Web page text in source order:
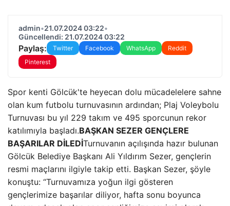
admin•21.07.2024 03:22•
Güncellendi: 21.07.2024 03:22
Paylaş: Twitter Facebook WhatsApp
Reddit
Pinterest
Spor kenti Gölcük'te heyecan dolu mücadelelere sahne
olan kum futbolu turnuvasının ardından; Plaj Voleybolu
Turnuvası bu yıl 229 takım ve 495 sporcunun rekor
katılımıyla başladı.BAŞKAN SEZER GENÇLERE
BAŞARILAR DİLEDİTurnuvanın açılışında hazır bulunan
Gölcük Belediye Başkanı Ali Yıldırım Sezer, gençlerin
resmi maçlarını ilgiyle takip etti. Başkan Sezer, şöyle
konuştu: “Turnuvamıza yoğun ilgi gösteren
gençlerimize başarılar diliyor, hafta sonu boyunca